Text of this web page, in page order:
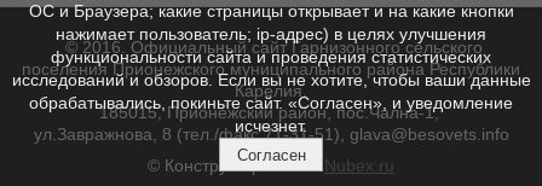
© 2016. Официальный сайт Гарнизонного сельского
поселения Прионежского муниципального района Республики
Карелия.
185015, Прионежский район, пос.Чална-1,
ул.Завражнова, 8 (тел./факс 71-31-51), glava@besovets.info
© Конструктор сайтовNubex.ru
ОС и Браузера; какие страницы открывает и на какие кнопки
нажимает пользователь; ip-адрес) в целях улучшения
функциональности сайта и проведения статистических
исследований и обзоров. Если вы не хотите, чтобы ваши данные
обрабатывались, покиньте сайт. «Согласен», и уведомление
исчезнет.
Согласен